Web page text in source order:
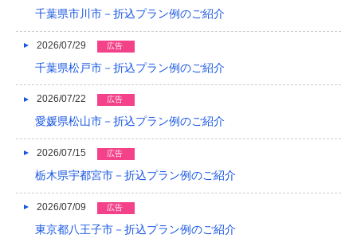
2023/11
2023/09
2023/08
2023/06
2023/05
2023/04
千葉県市川市－折込プラン例のご紹介
2026/07/29 広告
千葉県松戸市－折込プラン例のご紹介
2026/07/22 広告
愛媛県松山市－折込プラン例のご紹介
2026/07/15 広告
栃木県宇都宮市－折込プラン例のご紹介
2026/07/09 広告
東京都八王子市－折込プラン例のご紹介